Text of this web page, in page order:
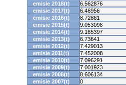
emisie 2018(t)
6.562876
emisie 2017(t)
6.46956
emisie 2016(t)
8.72881
emisie 2015(t)
9.053098
emisie 2014(t)
9.165397
emisie 2013(t)
6.73641
emisie 2012(t)
7.429013
emisie 2011(t)
7.452008
emisie 2010(t)
7.096291
emisie 2009(t)
7.001923
emisie 2008(t)
8.606134
emisie 2007(t)
0